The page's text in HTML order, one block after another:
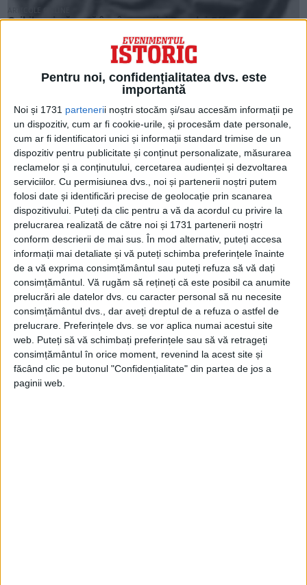
Pentru noi, confidențialitatea dvs. este
importantă
Noi și 1731 partenerii noștri stocăm și/sau accesăm informații pe
un dispozitiv, cum ar fi cookie-urile, și procesăm date personale,
cum ar fi identificatori unici și informații standard trimise de un
dispozitiv pentru publicitate și conținut personalizate, măsurarea
reclamelor și a conținutului, cercetarea audienței și dezvoltarea
serviciilor. Cu permisiunea dvs., noi și partenerii noștri putem
folosi date și identificări precise de geolocație prin scanarea
dispozitivului. Puteți da clic pentru a vă da acordul cu privire la
prelucrarea realizată de către noi și 1731 partenerii noștri
conform descrierii de mai sus. În mod alternativ, puteți accesa
informații mai detaliate și vă puteți schimba preferințele înainte
de a vă exprima consimțământul sau puteți refuza să vă dați
consimțământul. Vă rugăm să rețineți că este posibil ca anumite
prelucrări ale datelor dvs. cu caracter personal să nu necesite
consimțământul dvs., dar aveți dreptul de a refuza o astfel de
prelucrare. Preferințele dvs. se vor aplica numai acestui site
web. Puteți să vă schimbați preferințele sau să vă retrageți
consimțământul în orice moment, revenind la acest site și
făcând clic pe butonul "Confidențialitate" din partea de jos a
paginii web.
Oribila crimă pusă în cârca soției Regelui Offa
La sfârșitul secolului al VIII-lea, Offa era cel mai puternic rege
din Anglia.
ARTICOLE ONLINE
Elfrida, prima regină încoronată a Angliei, acuzată că și-a
ucis fiul vitreg care era rege
La 18 martie 978, regele Edward al Angliei a plecat să-și
viziteze mama vitregă și pe...